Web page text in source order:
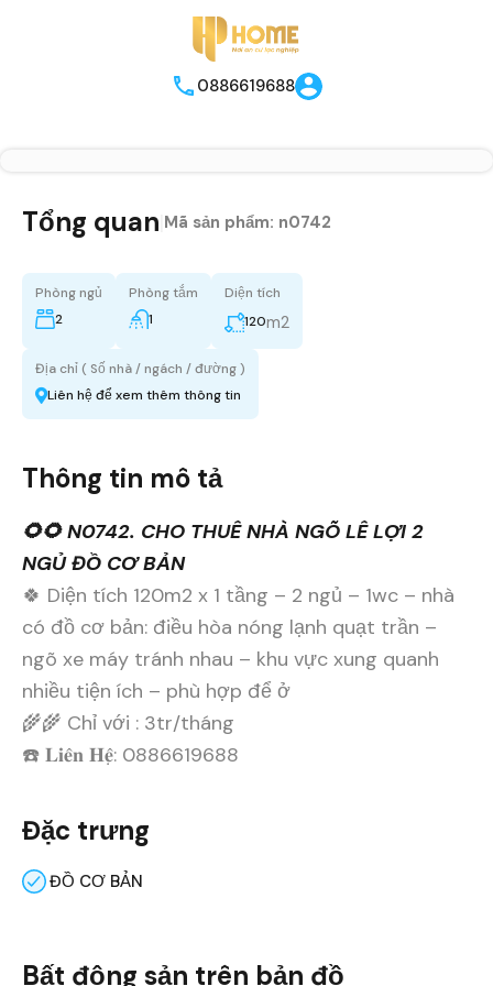
0886619688
Tổng quan Mã sản phẩm: n0742
Phòng ngủ
2
Phòng tắm
1
Diện tích
120m2
Địa chỉ ( Số nhà / ngách / đường )
Liên hệ để xem thêm thông tin
Thông tin mô tả
🌻🌻 N0742. CHO THUÊ NHÀ NGÕ LÊ LỢI 2
NGỦ ĐỒ CƠ BẢN
🍀 Diện tích 120m2 x 1 tầng – 2 ngủ – 1wc – nhà
có đồ cơ bản: điều hòa nóng lạnh quạt trần –
ngõ xe máy tránh nhau – khu vực xung quanh
nhiều tiện ích – phù hợp để ở
🌾🌾 Chỉ với : 3tr/tháng
☎️ 𝐋𝐢𝐞̂𝐧 𝐇𝐞̣̂: 0886619688
Đặc trưng
ĐỒ CƠ BẢN
Bất động sản trên bản đồ